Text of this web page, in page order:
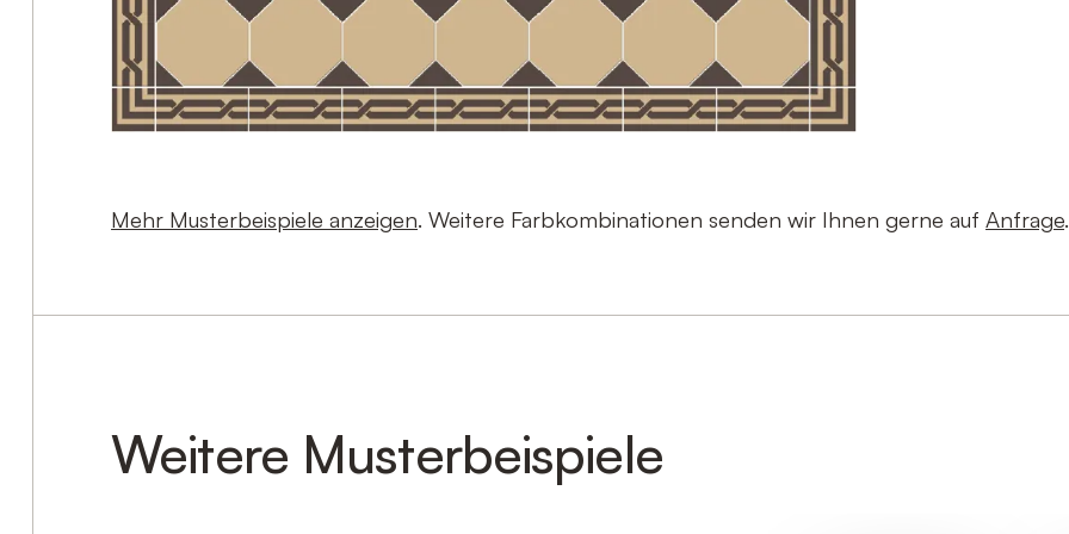
Mehr Musterbeispiele anzeigen. Weitere Farbkombinationen senden wir Ihnen gerne aufAnfrage.
Weitere Musterbeispiele